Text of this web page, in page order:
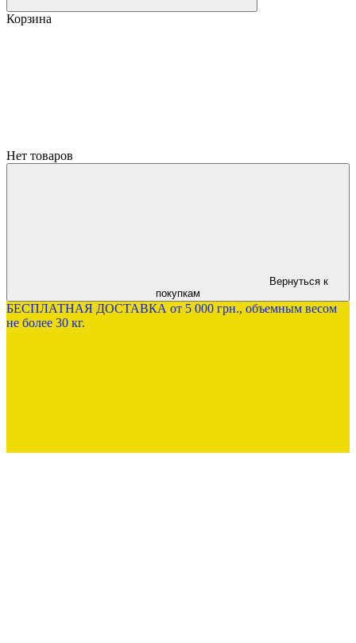
Корзина
Нет товаров
Вернуться к
покупкам
БЕСПЛАТНАЯ ДОСТАВКА от 5 000 грн., объемным весом
не более 30 кг.